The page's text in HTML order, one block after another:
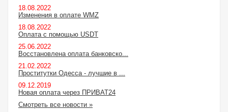
18.08.2022
Изменения в оплате WMZ
18.08.2022
Оплата с помощью USDT
25.06.2022
Восстановлена оплата банковско...
21.02.2022
Проститутки Одесса - лучшие в ...
09.12.2019
Новая оплата через ПРИВАТ24
Смотреть все новости »